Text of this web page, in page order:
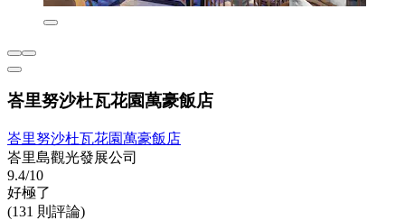
峇里努沙杜瓦花園萬豪飯店
峇里努沙杜瓦花園萬豪飯店
峇里島觀光發展公司
9.4/10
好極了
(131 則評論)